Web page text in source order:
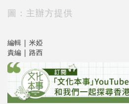
圖：主辦方提供
編輯 | 米婭
責編 | 路西